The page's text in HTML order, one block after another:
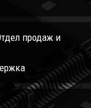
продаж и